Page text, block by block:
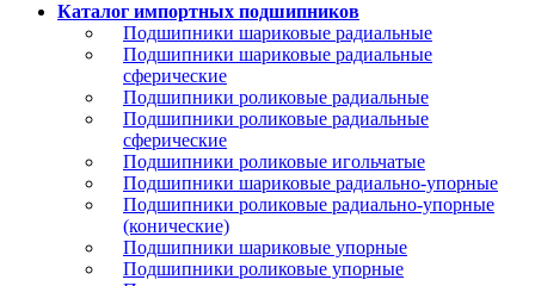
Каталог импортных подшипников
Подшипники шариковые радиальные
Подшипники шариковые радиальные
сферические
Подшипники роликовые радиальные
Подшипники роликовые радиальные
сферические
Подшипники роликовые игольчатые
Подшипники шариковые радиально-упорные
Подшипники роликовые радиально-упорные
(конические)
Подшипники шариковые упорные
Подшипники роликовые упорные